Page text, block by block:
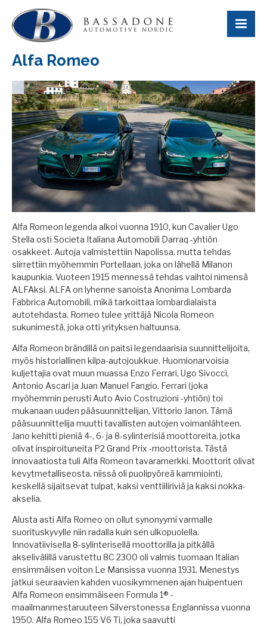
Alfa Romeo
Alfa Romeon legenda alkoi vuonna 1910, kun Cavalier Ugo
Stella osti Societa Italiana Automobili Darraq -yhtiön
osakkeet. Autoja valmistettiin Napolissa, mutta tehdas
siirrettiin myöhemmin Portellaan, joka on lähellä Milanon
kaupunkia. Vuoteen 1915 mennessä tehdas vaihtoi nimensä
ALFAksi. ALFA on lyhenne sanoista Anonima Lombarda
Fabbrica Automobili, mikä tarkoittaa lombardialaista
autotehdasta. Romeo tulee yrittäjä Nicola Romeon
sukunimestä, joka otti yrityksen haltuunsa.
Alfa Romeon brändillä on paitsi legendaarisia suunnittelijoita,
myös historiallinen kilpa-autojoukkue. Huomionarvoisia
kuljettajia ovat muun muassa Enzo Ferrari, Ugo Sivocci,
Antonio Ascari ja Juan Manuel Fangio. Ferrari (joka
myöhemmin perusti Auto Avio Costruzioni -yhtiön) toi
mukanaan uuden pääsuunnittelijan, Vittorio Janon. Tämä
pääsuunnittelija muutti tavallisten autojen voimanlähteen.
Jano kehitti pieniä 4-, 6- ja 8-sylinterisiä moottoreita, jotka
olivat inspiroituneita P2 Grand Prix -moottorista. Tästä
innovaatiosta tuli Alfa Romeon tavaramerkki. Moottorit olivat
kevytmetalliseosta, niissä oli puolipyöreä kammiointi,
keskellä sijaitsevat tulpat, kaksi venttiiliriviä ja kaksi nokka-
akselia.
Alusta asti Alfa Romeo on ollut synonyymi varmalle
suorituskyvylle niin radalla kuin sen ulkopuolella.
Innovatiivisella 8-sylinterisellä moottorilla ja pitkällä
akselivälillä varustettu 8C 2300 oli valmis tuomaan Italian
ensimmäisen voiton Le Mansissa vuonna 1931. Menestys
jatkui seuraavien kahden vuosikymmenen ajan huipentuen
Alfa Romeon ensimmäiseen Formula 1® -
maailmanmestaruuteen Silverstonessa Englannissa vuonna
1950. Alfa Romeo 155 V6 Ti, joka saavutti